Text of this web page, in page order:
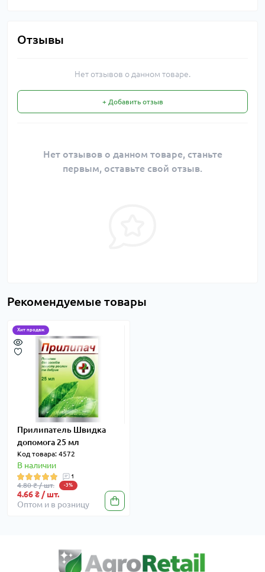
Отзывы
Нет отзывов о данном товаре.
+ Добавить отзыв
Нет отзывов о данном товаре, станьте
первым, оставьте свой отзыв.
Рекомендуемые товары
Хит продаж
Прилипатель Швидка
допомога 25 мл
Код товара: 4572
В наличии
1
4.80 ₴ / шт. -3%
4.66 ₴ / шт.
Оптом и в розницу